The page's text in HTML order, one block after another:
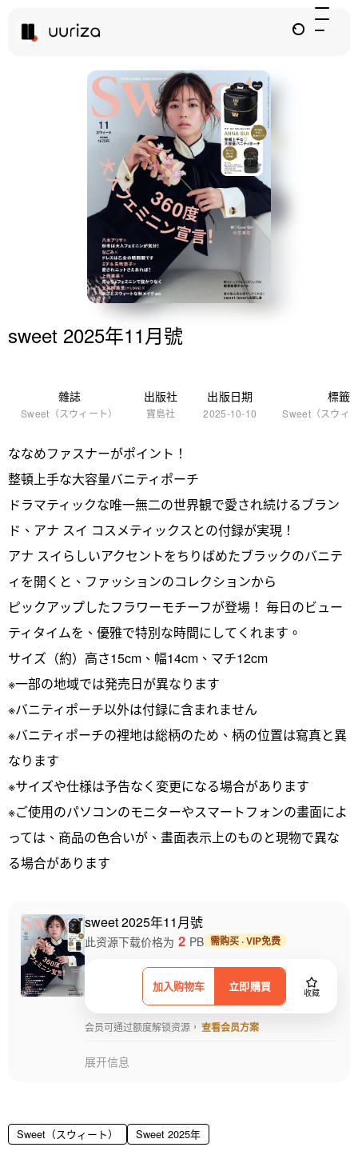
sweet 2025年11月號
雜誌
Sweet（スウィート）
出版社
寶島社
出版日期
2025-10-10
標籤
Sweet（スウィ
ななめファスナーがポイント！
整頓上手な大容量バニティポーチ
ドラマティックな唯一無二の世界観で愛され続けるブラン
ド、アナ スイ コスメティックスとの付録が実現！
アナ スイらしいアクセントをちりばめたブラックのバニテ
ィを開くと、ファッションのコレクションから
ピックアップしたフラワーモチーフが登場！ 毎日のビュー
ティタイムを、優雅で特別な時間にしてくれます。
サイズ（約）高さ15cm、幅14cm、マチ12cm
※一部の地域では発売日が異なります
※バニティポーチ以外は付録に含まれません
※バニティポーチの裡地は総柄のため、柄の位置は寫真と異
なります
※サイズや仕様は予告なく変更になる場合があります
※ご使用のパソコンのモニターやスマートフォンの畫面によ
っては、商品の色合いが、畫面表示上のものと現物で異な
る場合があります
sweet 2025年11月號
加入购物车 立即購買 收藏
此资源下载价格为 2 PB 需购买 · VIP免费
会员可通过额度解锁资源， 查看会员方案
展开信息
Sweet（スウィート） Sweet 2025年